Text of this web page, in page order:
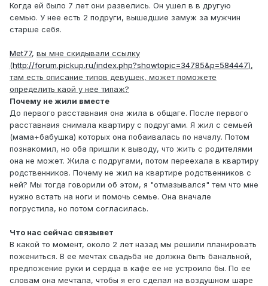
Когда ей было 7 лет они развелись. Он ушел в в другую
семью. У нее есть 2 подруги, вышедшие замуж за мужчин
старше себя.
Met77, вы мне скидывали ссылку
(http://forum.pickup.ru/index.php?showtopic=34785&p=584447),
там есть описание типов девушек, может поможете
определить каой у нее типаж?
Почему не жили вместе
До первого расставнаия она жила в общаге. После первого
расставнаия снимала квартиру с подругами. Я жил с семьей
(мама+бабушка) которых она побаивалась по началу. Потом
познакомил, но оба пришли к выводу, что жить с родителями
она не может. Жила с подругами, потом переехала в квартиру
родственников. Почему не жил на квартире родственников с
ней? Мы тогда говорили об этом, я "отмазывался" тем что мне
нужно встать на ноги и помочь семье. Она вначале
погрустила, но потом согласилась.
Что нас сейчас связывет
В какой то момент, около 2 лет назад мы решили планировать
пожениться. В ее мечтах свадьба не должна быть банальной,
предложение руки и сердца в кафе ее не устроило бы. По ее
словам она мечтала, чтобы я его сделал на воздушном шаре